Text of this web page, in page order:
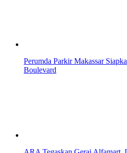
Perumda Parkir Makassar
Boulevard